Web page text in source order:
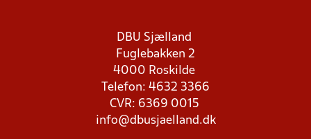
DBU Sjælland
Fuglebakken 2
4000 Roskilde
Telefon: 4632 3366
CVR: 6369 0015
info@dbusjaelland.dk